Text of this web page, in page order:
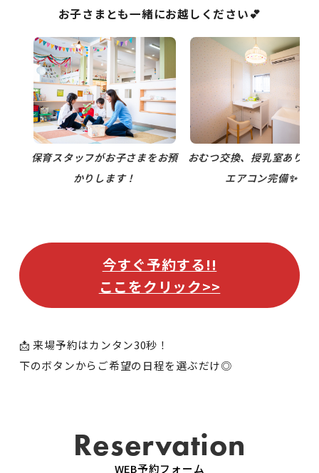
お子さまとも一緒にお越しください💕
保育スタッフがお子さまをお預
かりします！
おむつ交換、授乳室ありま
エアコン完備✨
今すぐ予約する!!
ここをクリック>>
📩 来場予約はカンタン30秒！
下のボタンからご希望の日程を選ぶだけ◎
Reservation
WEB予約フォーム